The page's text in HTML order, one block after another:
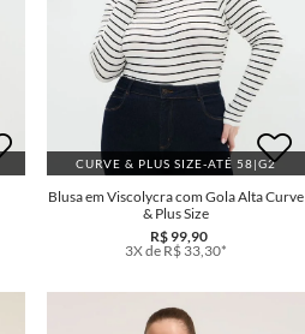
CURVE & PLUS SIZE-ATÉ 58|G2
Blusa em Viscolycra com Gola Alta Curve
& Plus Size
R$ 99,90
3X de R$ 33,30*